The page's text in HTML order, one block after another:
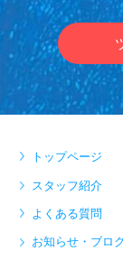
トップページ
スタッフ紹介
よくある質問
お知らせ・ブロ